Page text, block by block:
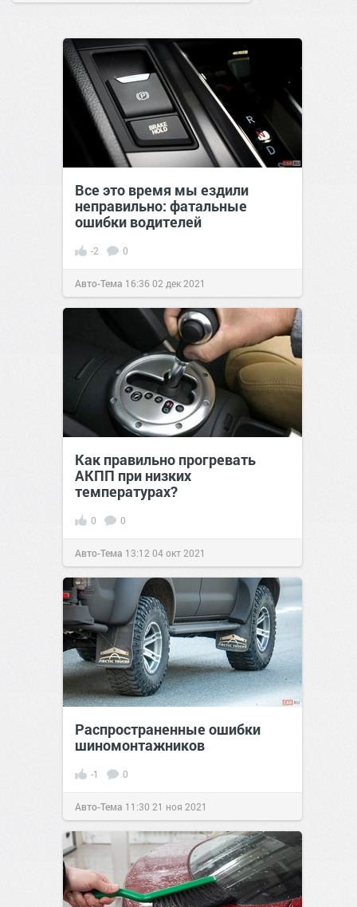
Все это время мы ездили
неправильно: фатальные
ошибки водителей
-2 0
Авто-Тема 16:3602 дек 2021
Как правильно прогревать
АКПП при низких
температурах?
0 0
Авто-Тема 13:12 04 окт 2021
Распространенные ошибки
шиномонтажников
-1 0
Авто-Тема 11:30 21 ноя 2021